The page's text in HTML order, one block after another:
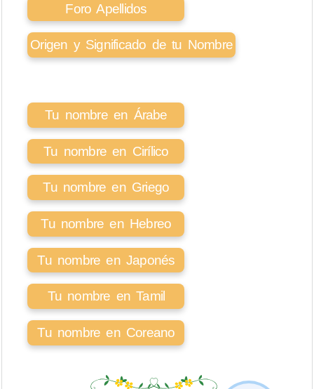
Foro Apellidos
Origen y Significado de tu Nombre
Tu nombre en Árabe
Tu nombre en Cirílico
Tu nombre en Griego
Tu nombre en Hebreo
Tu nombre en Japonés
Tu nombre en Tamil
Tu nombre en Coreano